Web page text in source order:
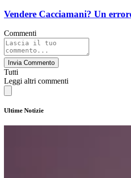
Vendere Cacciamani? Un
Commenti
Invia Commento
Tutti
Leggi altri commenti
Ultime Notizie